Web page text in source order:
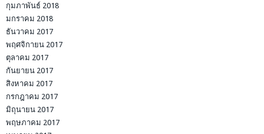
กุมภาพันธ์ 2018
มกราคม 2018
ธันวาคม 2017
พฤศจิกายน 2017
ตุลาคม 2017
กันยายน 2017
สิงหาคม 2017
กรกฎาคม 2017
มิถุนายน 2017
พฤษภาคม 2017